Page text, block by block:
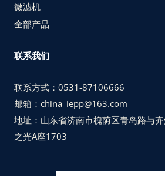
微滤机
全部产品
联系我们
联系方式：0531-87106666
邮箱：china_iepp@163.com
地址：山东省济南市槐荫区青岛路与
之光A座1703